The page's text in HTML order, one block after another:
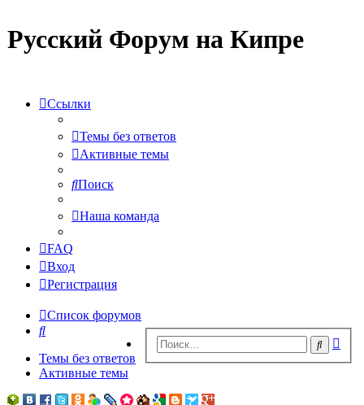
Русский Форум на Кипре
Ссылки
Темы без ответов
Активные темы
Поиск
Наша команда
FAQ
Вход
Регистрация
Список форумов
Поиск
Поиск
Темы без ответов
Активные темы